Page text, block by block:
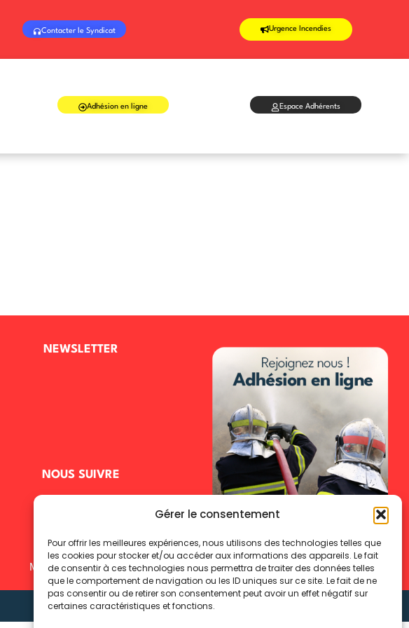
Gérer le consentement
Pour offrir les meilleures expériences, nous utilisons des technologies telles que
les cookies pour stocker et/ou accéder aux informations des appareils. Le fait
de consentir à ces technologies nous permettra de traiter des données telles
que le comportement de navigation ou les ID uniques sur ce site. Le fait de ne
pas consentir ou de retirer son consentement peut avoir un effet négatif sur
certaines caractéristiques et fonctions.
Contacter le Syndicat Urgence Incendies
Adhésion en ligne Espace Adhérents
NEWSLETTER
NOUS SUIVRE
Mentions légales Politique de cookies Politique de confidentialité